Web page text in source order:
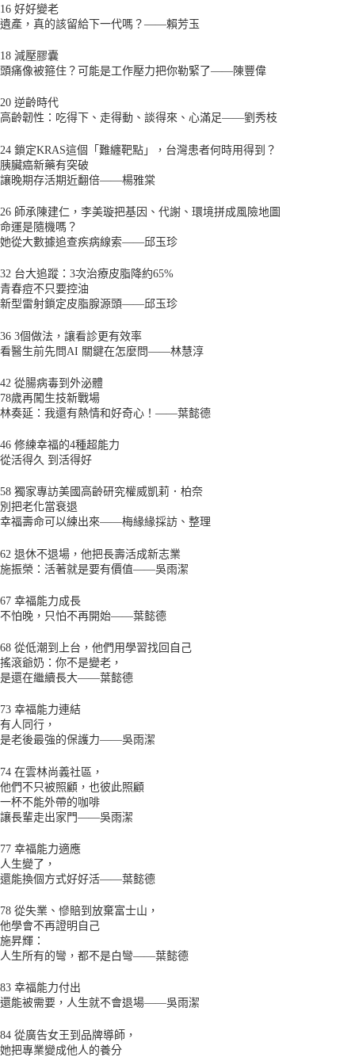
16 好好變老
遺產，真的該留給下一代嗎？——賴芳玉
18 減壓膠囊
頭痛像被箍住？可能是工作壓力把你勒緊了——陳豐偉
20 逆齡時代
高齡韌性：吃得下、走得動、談得來、心滿足——劉秀枝
24 鎖定KRAS這個「難纏靶點」，台灣患者何時用得到？
胰臟癌新藥有突破
讓晚期存活期近翻倍——楊雅棠
26 師承陳建仁，李美璇把基因、代謝、環境拼成風險地圖
命運是隨機嗎？
她從大數據追查疾病線索——邱玉珍
32 台大追蹤：3次治療皮脂降約65%
青春痘不只要控油
新型雷射鎖定皮脂腺源頭——邱玉珍
36 3個做法，讓看診更有效率
看醫生前先問AI 關鍵在怎麼問——林慧淳
42 從腸病毒到外泌體
78歲再闖生技新戰場
林奏延：我還有熱情和好奇心！——葉懿德
46 修練幸福的4種超能力
從活得久 到活得好
58 獨家專訪美國高齡研究權威凱莉．柏奈
別把老化當衰退
幸福壽命可以練出來——梅緣緣採訪、整理
62 退休不退場，他把長壽活成新志業
施振榮：活著就是要有價值——吳雨潔
67 幸福能力成長
不怕晚，只怕不再開始——葉懿德
68 從低潮到上台，他們用學習找回自己
搖滾爺奶：你不是變老，
是還在繼續長大——葉懿德
73 幸福能力連結
有人同行，
是老後最強的保護力——吳雨潔
74 在雲林尚義社區，
他們不只被照顧，也彼此照顧
一杯不能外帶的咖啡
讓長輩走出家門——吳雨潔
77 幸福能力適應
人生變了，
還能換個方式好好活——葉懿德
78 從失業、慘賠到放棄富士山，
他學會不再證明自己
施昇輝：
人生所有的彎，都不是白彎——葉懿德
83 幸福能力付出
還能被需要，人生就不會退場——吳雨潔
84 從廣告女王到品牌導師，
她把專業變成他人的養分